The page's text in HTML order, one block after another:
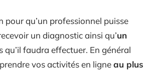
qu’un professionnel puisse
un diagnostic ainsi qu’un
faudra effectuer. En général
vos activités en ligneau plus